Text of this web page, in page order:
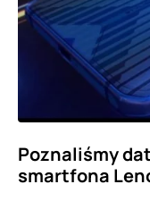
Poznaliśmy
smartfona